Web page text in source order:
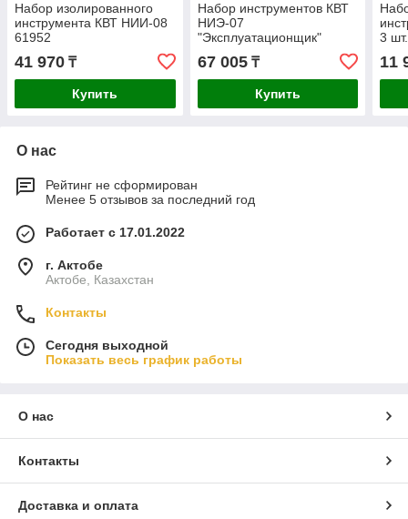
Набор изолированного
инструмента КВТ НИИ-08
61952
41 970 ₸
Купить
Набор инструментов КВТ
НИЭ-07
"Эксплуатационщик"
предметов 13шт. 87135
67 005₸
Купить
3
11
О нас
Рейтинг не сформирован
Менее 5 отзывов за последний год
Работает с 17.01.2022
г. Актобе
Актобе, Казахстан
Контакты
Сегодня выходной
Показать весь график работы
О нас
Контакты
Доставка и оплата